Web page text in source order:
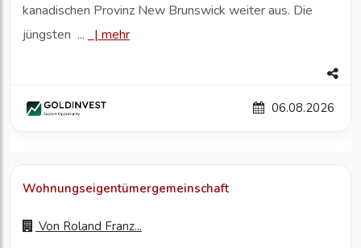
kanadischen Provinz New Brunswick weiter aus. Die
jüngsten ...
| mehr
06.08.2026
Wohnungseigentümergemeinschaft
Von Roland Franz...